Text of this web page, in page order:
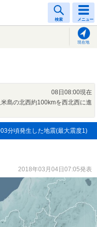
検索 メニュー
現在地
08日08:00現在
島の北西約100kmを西北西に進
分頃発生した地震(最大震度1)
2018年03月04日07:05発表